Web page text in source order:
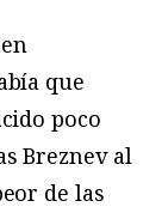
que
poco
Breznev al
de las